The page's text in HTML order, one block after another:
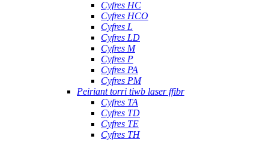
Cyfres HC
Cyfres HCO
Cyfres L
Cyfres LD
Cyfres M
Cyfres P
Cyfres PA
Cyfres PM
Peiriant torri tiwb laser ffibr
Cyfres TA
Cyfres TD
Cyfres TE
Cyfres TH